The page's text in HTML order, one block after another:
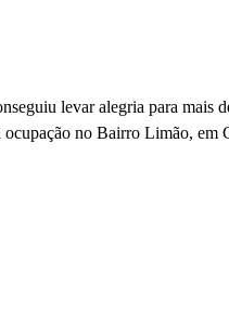
levar alegria para mais
ocupação no Bairro Limão, em